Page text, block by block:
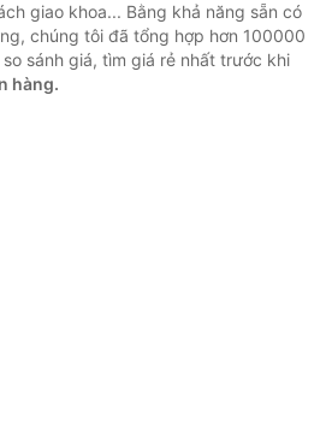
giao khoa... Bằng khả năng sẵn có
chúng tôi đã tổng hợp hơn 100000
sánh giá, tìm giá rẻ nhất trước khi
hàng.